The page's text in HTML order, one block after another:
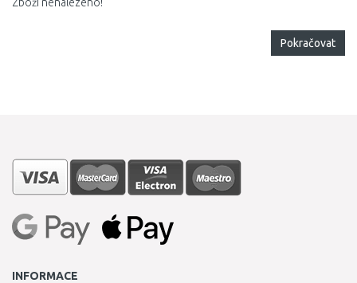
Pokračovat
INFORMACE